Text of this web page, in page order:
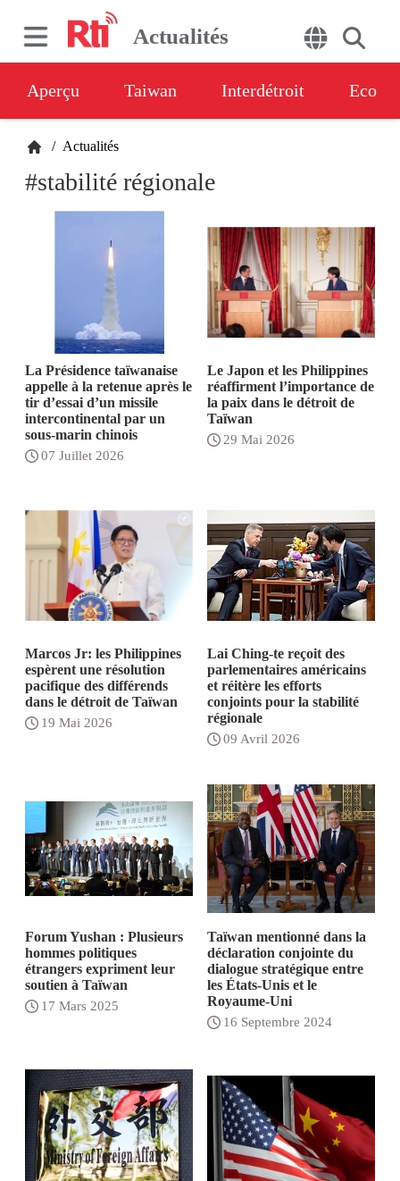
Actualités
Aperçu Taiwan Interdétroit Eco
/ Actualités
#stabilité régionale
La Présidence taïwanaise
appelle à la retenue après le
tir d’essai d’un missile
intercontinental par un
sous-marin chinois
07 Juillet 2026
Le Japon et les Philippines
réaffirment l’importance de
la paix dans le détroit de
Taïwan
29 Mai 2026
Marcos Jr: les Philippines
espèrent une résolution
pacifique des différends
dans le détroit de Taïwan
19 Mai 2026
Lai Ching-te reçoit des
parlementaires américains
et réitère les efforts
conjoints pour la stabilité
régionale
09 Avril 2026
Forum Yushan : Plusieurs
hommes politiques
étrangers expriment leur
soutien à Taïwan
17 Mars 2025
Taïwan mentionné dans la
déclaration conjointe du
dialogue stratégique entre
les États-Unis et le
Royaume-Uni
16 Septembre 2024